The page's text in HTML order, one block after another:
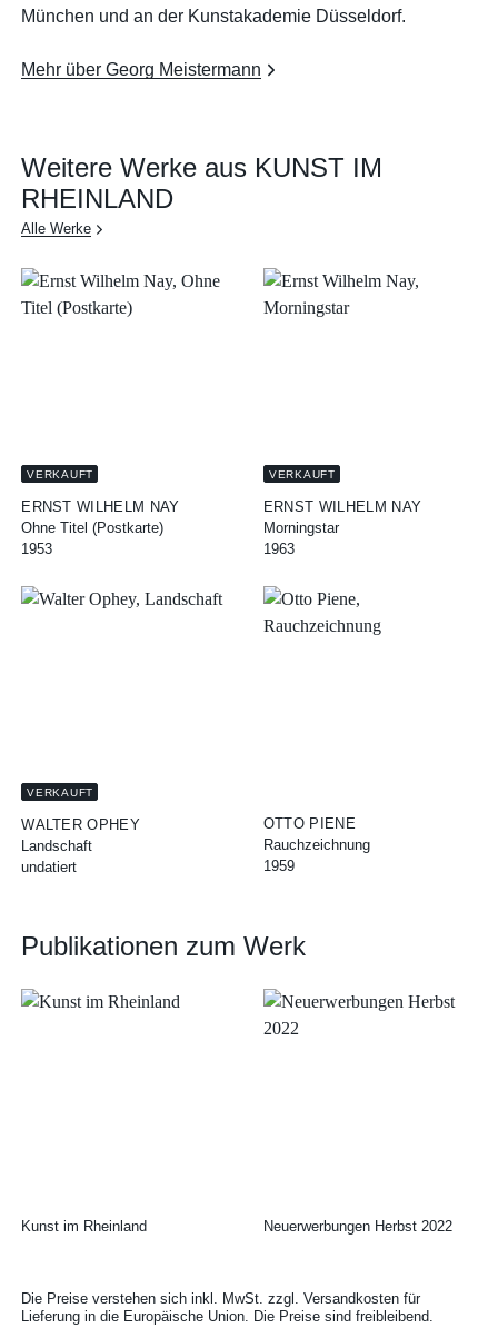
München und an der Kunstakademie Düsseldorf.
Mehr über Georg Meistermann
Weitere Werke aus KUNST IM
RHEINLAND
Alle Werke
VERKAUFT
ERNST WILHELM NAY
Ohne Titel (Postkarte)
1953
VERKAUFT
ERNST WILHELM NAY
Morningstar
1963
VERKAUFT
WALTER OPHEY
Landschaft
undatiert
OTTO PIENE
Rauchzeichnung
1959
Publikationen zum Werk
Kunst im Rheinland Neuerwerbungen Herbst 2022
Die Preise verstehen sich inkl. MwSt. zzgl. Versandkosten für
Lieferung in die Europäische Union. Die Preise sind freibleibend.